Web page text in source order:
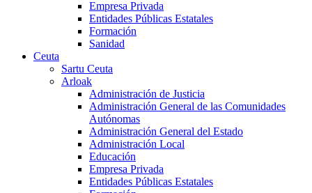
Empresa Privada
Entidades Públicas Estatales
Formación
Sanidad
Ceuta
Sartu Ceuta
Arloak
Administración de Justicia
Administración General de las Comunidades
Autónomas
Administración General del Estado
Administración Local
Educación
Empresa Privada
Entidades Públicas Estatales